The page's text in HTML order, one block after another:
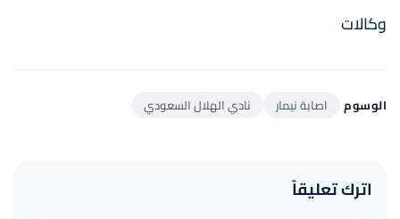
وكالات
الوسوم اصابة نيمار نادي الهلال السعودي
اترك تعليقاً